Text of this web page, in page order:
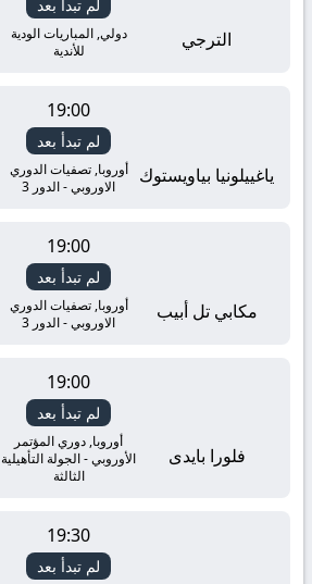
الترجي
لم تبدأ بعد
دولي, المباريات الودية
للأندية
ياغييلونيا بياويستوك
19:00
لم تبدأ بعد
أوروبا, تصفيات الدوري
الاوروبي - الدور 3
مكابي تل أبيب
19:00
لم تبدأ بعد
أوروبا, تصفيات الدوري
الاوروبي - الدور 3
فلورا بايدى
19:00
لم تبدأ بعد
أوروبا, دوري المؤتمر
الأوروبي - الجولة التأهيلية
الثالثة
19:30
لم تبدأ بعد